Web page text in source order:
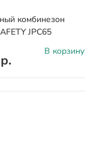
комбинезон
JPC65
В корзину